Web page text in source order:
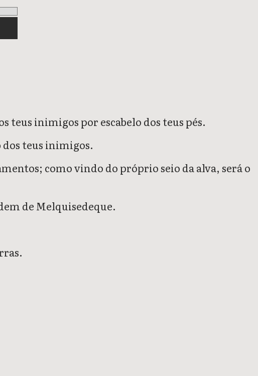
teus inimigos por escabelo dos teus pés.
dos teus inimigos.
como vindo do próprio seio da alva, será o
de Melquisedeque.